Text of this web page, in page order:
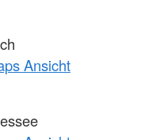
Ansicht